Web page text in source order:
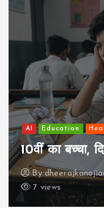
AI Education
झुग्गी में रहने
कैसे “बड़ा
By
17 views